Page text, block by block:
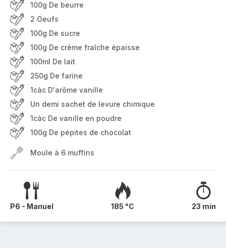
100g De beurre
2 Oeufs
100g De sucre
100g De crème fraîche épaisse
100ml De lait
250g De farine
1càc D'arôme vanille
Un demi sachet de levure chimique
1càc De vanille en poudre
100g De pépites de chocolat
Moule à 6 muffins
P6 - Manuel 185 °C 23 min